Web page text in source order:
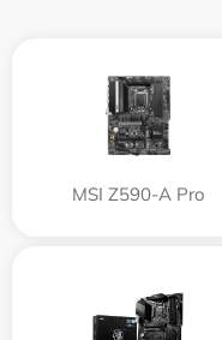
MSI Z590-A Pro